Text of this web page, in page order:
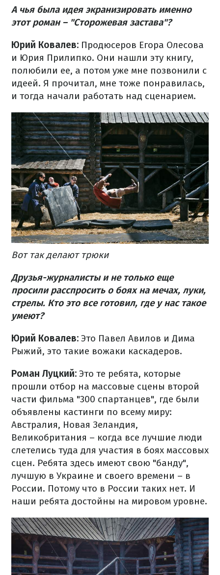
А чья была идея экранизировать именно
этот роман – "Сторожевая застава"?
Юрий Ковалев: Продюсеров Егора Олесова
и Юрия Прилипко. Они нашли эту книгу,
полюбили ее, а потом уже мне позвонили с
идеей. Я прочитал, мне тоже понравилась,
и тогда начали работать над сценарием.
Вот так делают трюки
Друзья-журналисты и не только еще
просили расспросить о боях на мечах, луки,
стрелы. Кто это все готовил, где у нас такое
умеют?
Юрий Ковалев: Это Павел Авилов и Дима
Рыжий, это такие вожаки каскадеров.
Роман Луцкий: Это те ребята, которые
прошли отбор на массовые сцены второй
части фильма "300 спартанцев", где были
объявлены кастинги по всему миру:
Австралия, Новая Зеландия,
Великобритания – когда все лучшие люди
слетелись туда для участия в боях массовых
сцен. Ребята здесь имеют свою "банду",
лучшую в Украине и своего времени – в
России. Потому что в России таких нет. И
наши ребята достойны на мировом уровне.